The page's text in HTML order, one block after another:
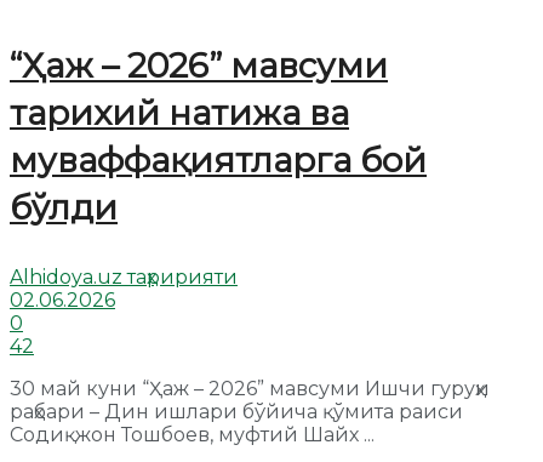
“Ҳаж – 2026” мавсуми
тарихий натижа ва
муваффақиятларга бой
бўлди
Alhidoya.uz таҳририяти
02.06.2026
0
42
30 май куни “Ҳаж – 2026” мавсуми Ишчи гуруҳи
раҳбари – Дин ишлари бўйича қўмита раиси
Содиқжон Тошбоев, муфтий Шайх ...